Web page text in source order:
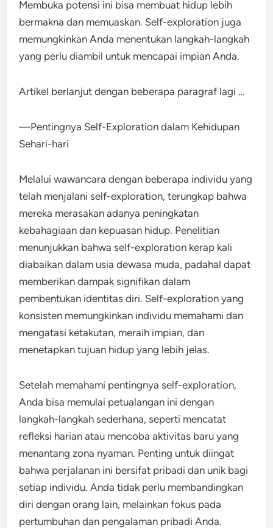
Membuka potensi ini bisa membuat hidup lebih
bermakna dan memuaskan. Self-exploration juga
memungkinkan Anda menentukan langkah-langkah
yang perlu diambil untuk mencapai impian Anda.
Artikel berlanjut dengan beberapa paragraf lagi …
—Pentingnya Self-Exploration dalam Kehidupan
Sehari-hari
Melalui wawancara dengan beberapa individu yang
telah menjalani self-exploration, terungkap bahwa
mereka merasakan adanya peningkatan
kebahagiaan dan kepuasan hidup. Penelitian
menunjukkan bahwa self-exploration kerap kali
diabaikan dalam usia dewasa muda, padahal dapat
memberikan dampak signifikan dalam
pembentukan identitas diri. Self-exploration yang
konsisten memungkinkan individu memahami dan
mengatasi ketakutan, meraih impian, dan
menetapkan tujuan hidup yang lebih jelas.
Setelah memahami pentingnya self-exploration,
Anda bisa memulai petualangan ini dengan
langkah-langkah sederhana, seperti mencatat
refleksi harian atau mencoba aktivitas baru yang
menantang zona nyaman. Penting untuk diingat
bahwa perjalanan ini bersifat pribadi dan unik bagi
setiap individu. Anda tidak perlu membandingkan
diri dengan orang lain, melainkan fokus pada
pertumbuhan dan pengalaman pribadi Anda.